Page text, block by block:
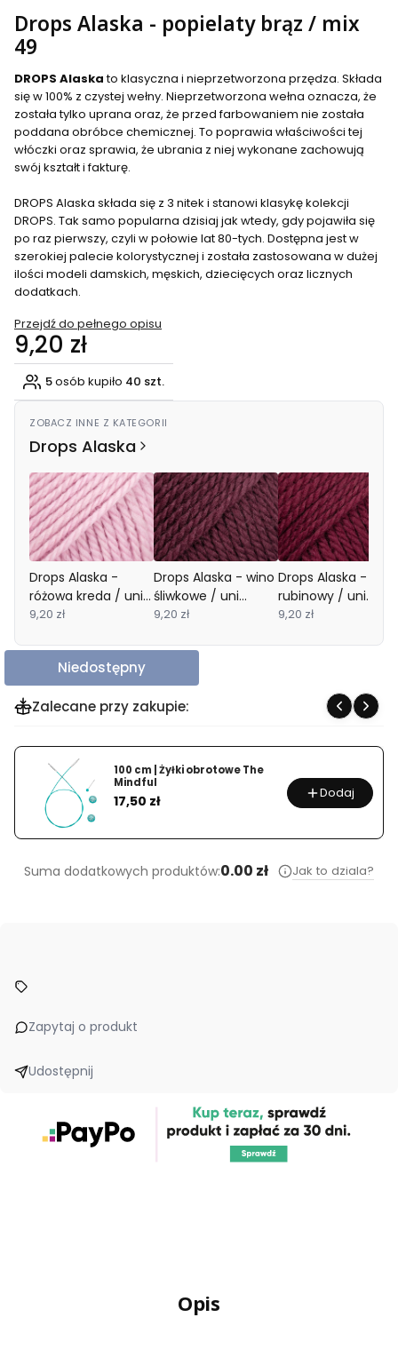
Drops Alaska - popielaty brąz / mix
49
DROPS Alaskato klasyczna i nieprzetworzona przędza. Składa
się w 100% z czystej wełny. Nieprzetworzona wełna oznacza, że
została tylko uprana oraz, że przed farbowaniem nie została
poddana obróbce chemicznej. To poprawia właściwości tej
włóczki oraz sprawia, że ubrania z niej wykonane zachowują
swój kształt i fakturę.
DROPS Alaska składa się z 3 nitek i stanowi klasykę kolekcji
DROPS. Tak samo popularna dzisiaj jak wtedy, gdy pojawiła się
po raz pierwszy, czyli w połowie lat 80-tych. Dostępna jest w
szerokiej palecie kolorystycznej i została zastosowana w dużej
ilości modeli damskich, męskich, dziecięcych oraz licznych
dodatkach.
Przejdź do pełnego opisu
Cena
9,20 zł
5osób kupiło 40 szt.
ZOBACZ INNE Z KATEGORII
Drops Alaska
Drops Alaska -
różowa kreda / uni
colour 79
9,20 zł
Drops Alaska - wino
śliwkowe / uni
colour 81
9,20 zł
Drops Alaska -
rubinowy / uni
colour 80
9,20 zł
Niedostępny
Zalecane przy zakupie:
100 cm | Żyłki obrotowe The
Mindful
Cena
17,50 zł Dodaj
Suma dodatkowych produktów:0.00 zł Jak to dziala?
Zapytaj o produkt
Udostępnij
Opis